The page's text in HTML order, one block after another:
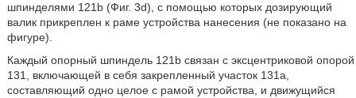
шпинделями 121b (Фиг. 3d), с помощью которых дозирующий
валик прикреплен к раме устройства нанесения (не показано на
фигуре).
Каждый опорный шпиндель 121b связан с эксцентриковой опорой
131, включающей в себя закрепленный участок 131а,
составляющий одно целое с рамой устройства, и движущийся